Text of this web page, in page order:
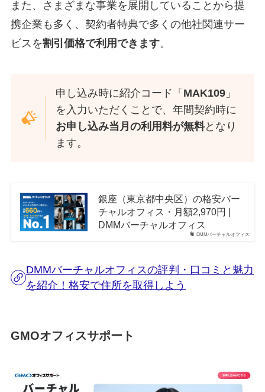
また、さまざまな事業を展開していることから提
携企業も多く、契約者特典で多くの他社関連サー
ビスを割引価格で利用できます。
申し込み時に紹介コード「 MAK109 」
を入力いただくことで、年間契約時に
お申し込み当月の利用料が無料となり
ます。
DMMバーチャルオフィス
銀座（東京都中央区）の格安バー
チャルオフィス・月額2,970円 |
DMMバーチャルオフィス
DMMバーチャルオフィスの評判・口コミと魅力
を紹介！格安で住所を取得しよう
GMOオフィスサポート